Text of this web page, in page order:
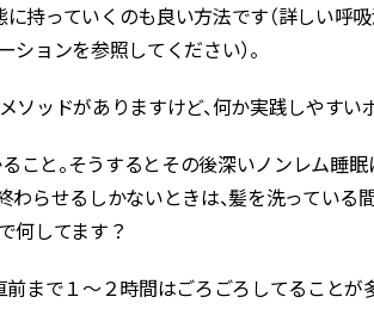
持っていくのも良い方法です（詳しい呼
ョンを参照してください）。
ソッドがありますけど、何か実践しやすい
こと。そうするとその後深いノンレム睡
わらせるしかないときは、髪を洗っている
何してます？
まで１〜２時間はごろごろしてることが